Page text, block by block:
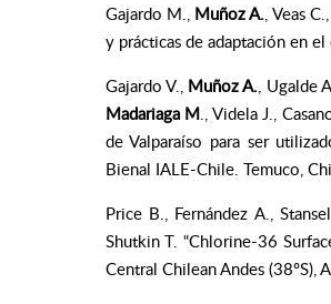
Gajardo M., Muñoz A. , Veas
y prácticas de adaptación en
Gajardo V., Muñoz A. , Ugalde
Madariaga M ., Videla J.,
de Valparaíso para ser
Bienal IALE-Chile. Temuco,
Price B., Fernández A.,
Shutkin T. “Chlorine-36
Central Chilean Andes (38ºS),